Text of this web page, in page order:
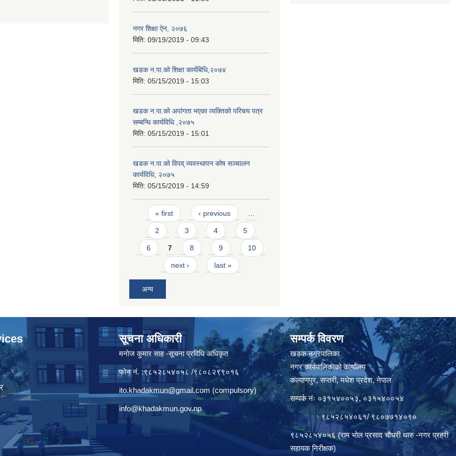
नगर शिक्षा ऐन, २०७६
मिति: 09/19/2019 - 09:43
खडक न.पा.को शिक्षा कार्यबिधि,२०७४
मिति: 05/15/2019 - 15:03
खडक न.पा.को अपांगता भएका व्यक्तिको परिचय पत्र
सम्बन्धि कार्यविधि ,२०७५
मिति: 05/15/2019 - 15:01
खडक न.पा.को विपद् व्यवस्थापन कोष सञ्चालन
कार्यविधि, २०७५
मिति: 05/15/2019 - 14:59
Pages
« first ‹ previous …
2 3 4 5
6 7 8 9 10
next › last »
अन्य
सूचना अधिकारी
मनाेज कुमार साह -सूचना प्रविधि अधिकृत
फोन नं. :९८५२८५४०५८ /९८०८२९९०१६
ito.khadakmun@gmail.com (compulsory)
info@khadakmun.gov.np
सम्पर्क विवरण
खडक नगरपालिका
नगर कार्यपालिकाको कार्यालय
कल्याणपुर, सप्तरी, मधेश प्रदेश, नेपाल
सम्पर्क नंः ०३१५४००५३, ०३१५४००५४
ः ९८५२८५४०६१/ ९८०७७१४०९०
९८५२८५४०५६ (राम भोल प्रसाद चौधरी थारु -नगर प्रहरी
सहायक निरीक्षक)